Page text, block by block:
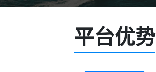
平台优势